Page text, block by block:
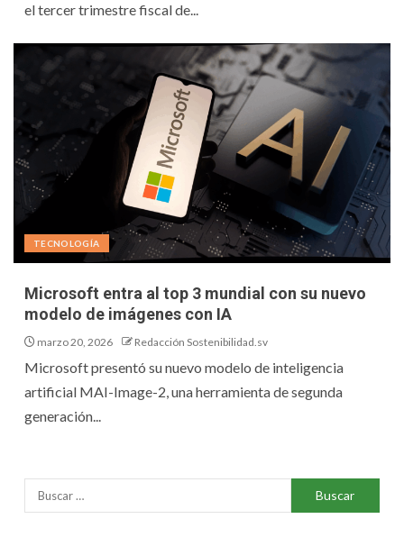
el tercer trimestre fiscal de...
TECNOLOGÍA
Microsoft entra al top 3 mundial con su nuevo
modelo de imágenes con IA
marzo 20, 2026 Redacción Sostenibilidad.sv
Microsoft presentó su nuevo modelo de inteligencia
artificial MAI-Image-2, una herramienta de segunda
generación...